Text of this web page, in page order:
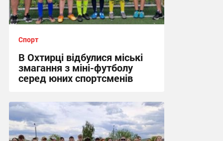
Спорт
В Охтирці відбулися міські
змагання з міні-футболу
серед юних спортсменів
12:09, 15.06.2026